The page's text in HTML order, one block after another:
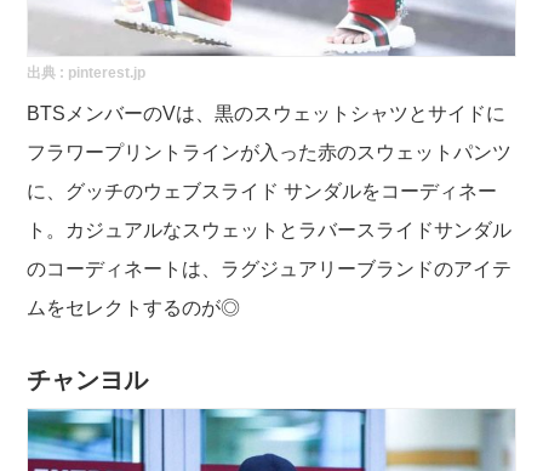
出典 : pinterest.jp
BTSメンバーのVは、黒のスウェットシャツとサイドに
フラワープリントラインが入った赤のスウェットパンツ
に、グッチのウェブスライド サンダルをコーディネー
ト。カジュアルなスウェットとラバースライドサンダル
のコーディネートは、ラグジュアリーブランドのアイテ
ムをセレクトするのが◎
チャンヨル